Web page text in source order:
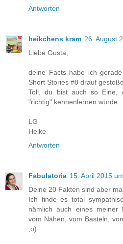
Antworten
heikchens kram 26. August
Liebe Gusta,
deine Facts habe ich
Short Stories #8 drauf
Toll, du bist auch so Eine,
"richtig" kennenlernen würde.
LG
Heike
Antworten
Fabulatoria 15. April 2015
Deine 20 Fakten sind aber
Ich finde es total
nämlich auch eines meiner
vom Nähen, vom Basteln,
;o)